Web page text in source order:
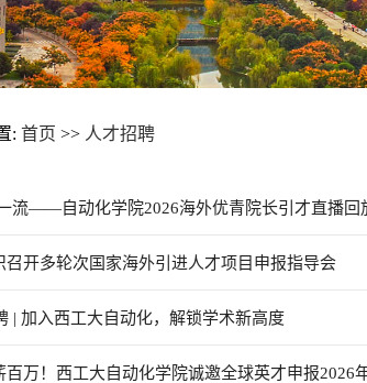
: 首页 >> 人才招聘
流——自动化学院2026海外优青院长引才直播回
召开多轮次国家海外引进人才项目申报指导会
| 加入西工大自动化，解锁学术新高度
百万！西工大自动化学院诚邀全球英才申报2026